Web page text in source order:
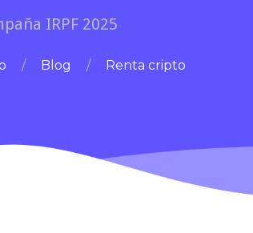
IRPF 2025
Blog Renta cripto